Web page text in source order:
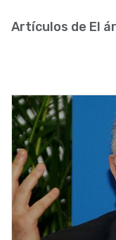
de
la
navegación
Artículos de El